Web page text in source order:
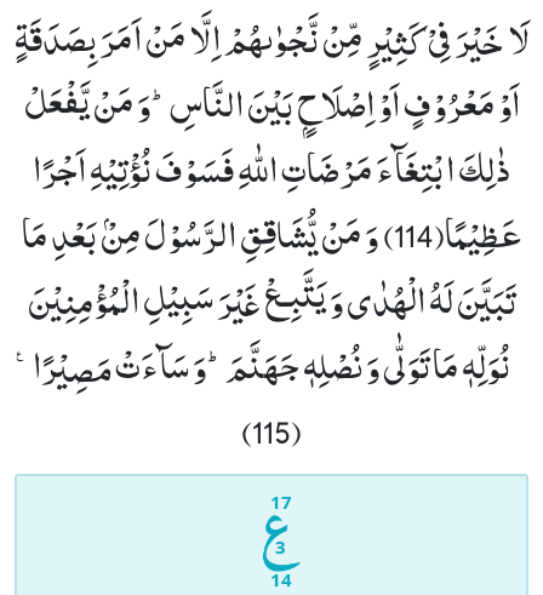
لَا خَیْرَ فِیْ كَثِیْرٍ مِّنْ نَّجْوٰىهُمْ اِلَّا مَنْ اَمَرَ بِصَدَقَةٍ
اَوْ مَعْرُوْفٍ اَوْ اِصْلَاحٍۭ بَیْنَ النَّاسِؕ-وَ مَنْ یَّفْعَلْ
ذٰلِكَ ابْتِغَآءَ مَرْضَاتِ اللّٰهِ فَسَوْفَ نُؤْتِیْهِ اَجْرًا
عَظِیْمًا(114)
وَ مَنْ یُّشَاقِقِ الرَّسُوْلَ مِنْۢ بَعْدِ مَا
تَبَیَّنَ لَهُ الْهُدٰى وَ یَتَّبِـعْ غَیْرَ سَبِیْلِ الْمُؤْمِنِیْنَ
نُوَلِّهٖ مَا تَوَلّٰى وَ نُصْلِهٖ جَهَنَّمَؕ-وَ سَآءَتْ مَصِیْرًا۠
(115)
17
3
14